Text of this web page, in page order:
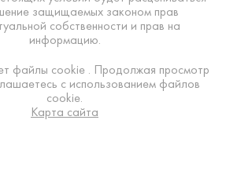
защищаемых законом прав
собственности и прав на
информацию.
файлы cookie . Продолжая просмотр
с использованием файлов
cookie.
Карта сайта